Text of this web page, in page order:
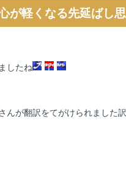
が軽くなる先延ばし思
したね
んが翻訳をてがけられました